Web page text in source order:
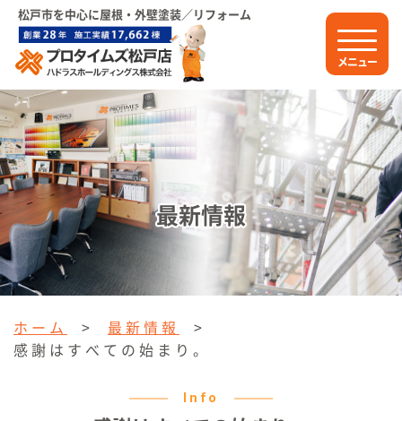
松戸市を中心に屋根・外壁塗装／リフォーム
メニュー
最新情報
ホーム > 最新情報
>
感謝はすべての始まり。
Info